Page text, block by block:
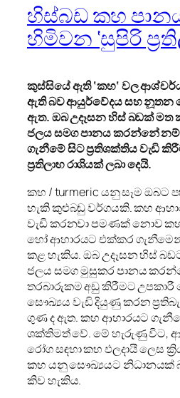
හිස්බඩ කහ
හිමිවන ‘සුපිරි
කුස්සියේ ඇති ‘කහ‘ වල
ඇති බව ආයුර්වේදය සහ නූතන
ඇත. ඔබ උදෑසන හිස් බඩක්
ජලය සමග පානය කරන්නේ
ගැනීමේ සිට ප්‍රතිශක්තිය වැඩි
ප්‍රතිලාභ රාශියක් ලබා දෙයි.
කහ / turmeric යනු සෑම ඔබට
හැකි කුළුබඩු වර්ගයකි. කහ
වැඩි කරනවා පමණක් නොව
හෝ ආහාරයට එක්කර
කළ හැකිය. ඔබ උදෑසන හිස්
ජලය සමග මුසුකර පානය
තරබාරුකම අඩු කිරීමට උපකාරී
සෞඛ්‍යය වැඩි දියුණු කරන
ගුණ ද ඇත. කහ ආහාරයට
ශක්තිමත් වේ. මේ හැරුණු විට,
රෝග සඳහා කහ ඵලදායී ලෙස
කහ යනු සෞඛ්‍යයට නිධානයක්
කිව හැකිය.